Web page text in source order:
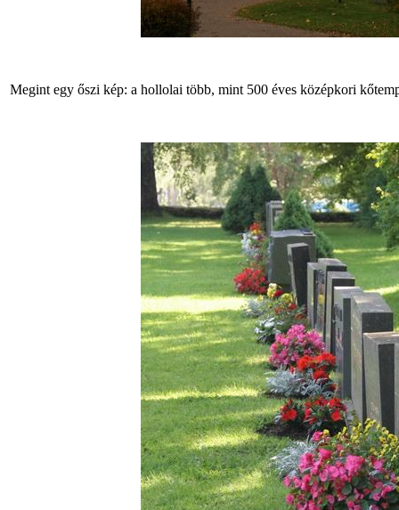
Megint egy őszi kép: a hollolai több, mint 500 éves középkori